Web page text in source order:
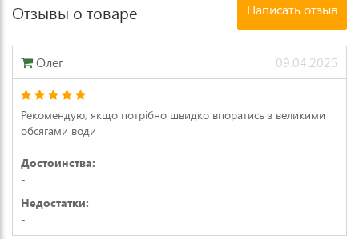
Отзывы о товаре Написать отзыв
Олег 09.04.2025
Рекомендую, якщо потрібно швидко впоратись з великими
обсягами води
Достоинства:
-
Недостатки:
-